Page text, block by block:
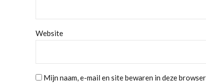
Website
Mijn naam, e-mail en site bewaren in deze